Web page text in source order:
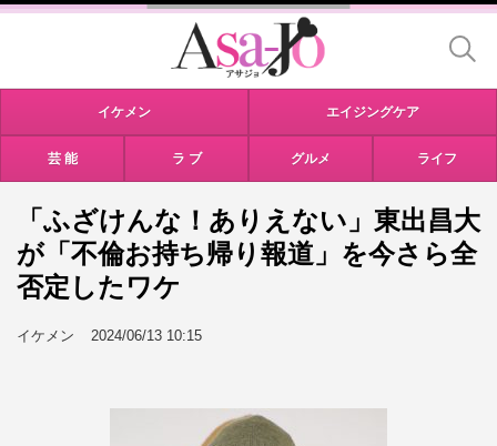
イケメン エイジングケア
芸 能 ラ ブ グルメ ライフ
「ふざけんな！ありえない」東出昌大
が「不倫お持ち帰り報道」を今さら全
否定したワケ
イケメン 2024/06/13 10:15